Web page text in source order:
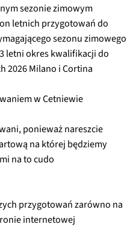
sezonie zimowym
letnich przygotowań do
sezonu zimowego
letni okres kwalifikacji do
2026 Milano i Cortina
w Cetniewie
ponieważ nareszcie
na której będziemy
na to cudo
przygotowań zarówno na
internetowej